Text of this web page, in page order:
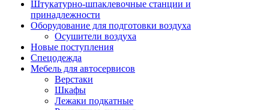
Штукатурно-шпаклевочные станции и
принадлежности
Оборудование для подготовки воздуха
Осушители воздуха
Новые поступления
Спецодежда
Мебель для автосервисов
Верстаки
Шкафы
Лежаки подкатные